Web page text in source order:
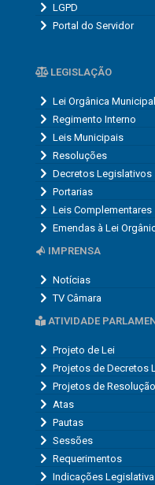
LGPD
Portal do Servidor
LEGISLAÇÃO
Lei Orgânica Municipal
Regimento Interno
Leis Municipais
Resoluções
Decretos Legislativos
Portarias
Leis Complementares
Emendas à Lei
IMPRENSA
Notícias
TV Câmara
ATIVIDADE
Projeto de Lei
Projetos de Decretos
Projetos de Resolução
Atas
Pautas
Sessões
Requerimentos
Indicações Legislativa